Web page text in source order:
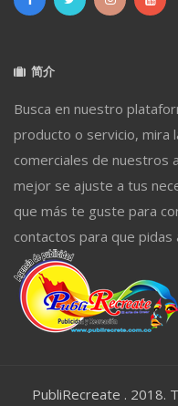
简介
Busca en nuestro
producto o servicio, mira
comerciales de nuestros
mejor se ajuste a tus
que más te guste para
contactos para que pidas
PubliRecreate . 2018.